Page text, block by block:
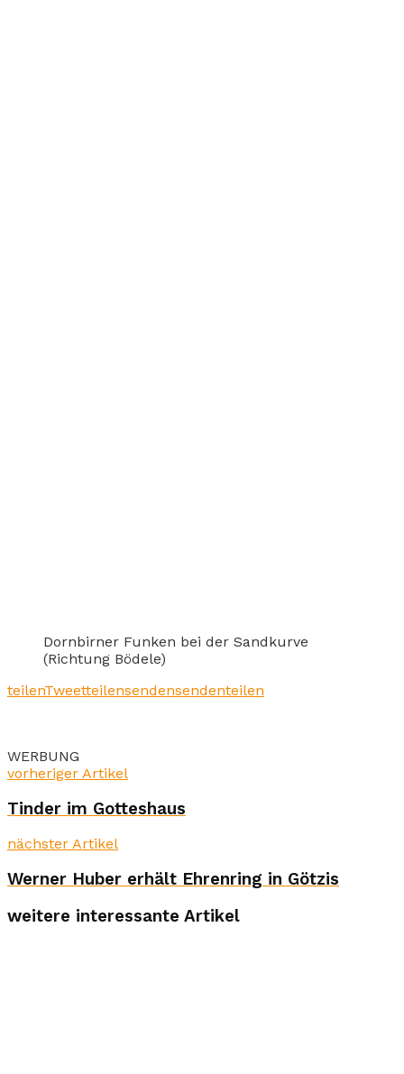
Dornbirner Funken bei der Sandkurve
(Richtung Bödele)
teilenTweetteilensendensendenteilen
WERBUNG
vorheriger Artikel
Tinder im Gotteshaus
nächster Artikel
Werner Huber erhält Ehrenring in Götzis
weitere interessante Artikel